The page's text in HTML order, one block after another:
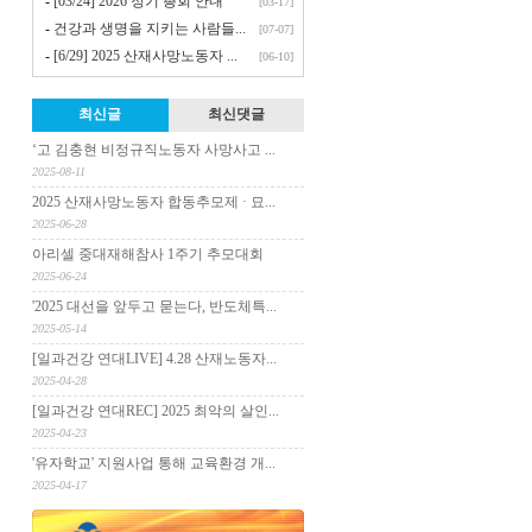
- 건강과 생명을 지키는 사람들... [07-07]
- [6/29] 2025 산재사망노동자 ... [06-10]
최신글 최신댓글
‘고 김충현 비정규직노동자 사망사고 ...
2025-08-11
2025 산재사망노동자 합동추모제 · 묘...
2025-06-28
아리셀 중대재해참사 1주기 추모대회
2025-06-24
'2025 대선을 앞두고 묻는다, 반도체특...
2025-05-14
[일과건강 연대LIVE] 4.28 산재노동자...
2025-04-28
[일과건강 연대REC] 2025 최악의 살인...
2025-04-23
'유자학교' 지원사업 통해 교육환경 개...
2025-04-17